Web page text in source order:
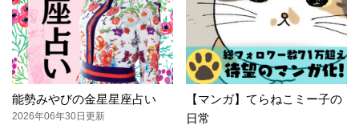
能勢みやびの金星星座占い
2026年06年30日更新
【マンガ】てらねこミー子の
日常